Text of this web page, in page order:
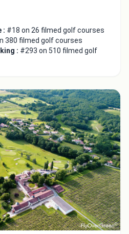
: #18 on 26 filmed golf courses
380 filmed golf courses
: #293 on 510 filmed golf